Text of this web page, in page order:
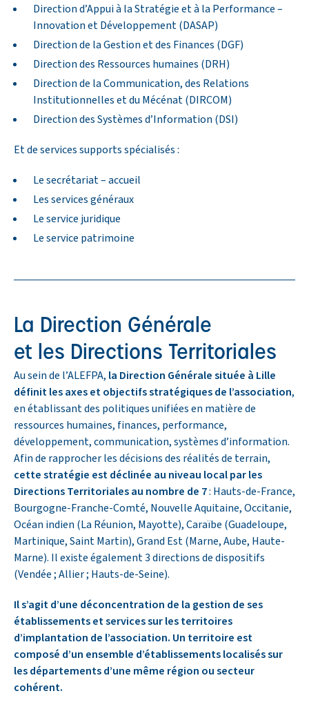
Direction d’Appui à la Stratégie et à la Performance –
Innovation et Développement (DASAP)
Direction de la Gestion et des Finances (DGF)
Direction des Ressources humaines (DRH)
Direction de la Communication, des Relations
Institutionnelles et du Mécénat (DIRCOM)
Direction des Systèmes d’Information (DSI)
Et de services supports spécialisés :
Le secrétariat – accueil
Les services généraux
Le service juridique
Le service patrimoine
La Direction Générale
et les Directions Territoriales
Au sein de l’ALEFPA, la Direction Générale située à Lille
définit les axes et objectifs stratégiques de l’association,
en établissant des politiques unifiées en matière de
ressources humaines, finances, performance,
développement, communication, systèmes d’information.
Afin de rapprocher les décisions des réalités de terrain,
cette stratégie est déclinée au niveau local par les
Directions Territoriales au nombre de 7: Hauts-de-France,
Bourgogne-Franche-Comté, Nouvelle Aquitaine, Occitanie,
Océan indien (La Réunion, Mayotte), Caraïbe (Guadeloupe,
Martinique, Saint Martin), Grand Est (Marne, Aube, Haute-
Marne). Il existe également 3 directions de dispositifs
(Vendée ; Allier ; Hauts-de-Seine).
Il s’agit d’une déconcentration de la gestion de ses
établissements et services sur les territoires
d’implantation de l’association. Un territoire est
composé d’un ensemble d’établissements localiséssur
les départements d’une même région ou secteur
cohérent.